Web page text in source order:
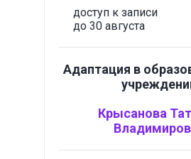
доступ к записи
до 30 августа
Адаптация в
Крысанова